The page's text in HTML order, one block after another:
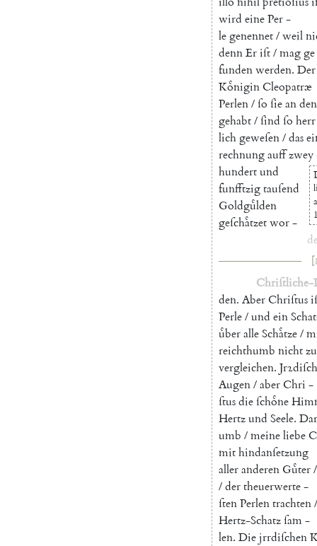
wird einePer-
legenennet/weil
dennEriſt/magge
fundenwerden. Der
KoͤniginCleopatræ
Perlen/ſo ſieanden
gehabt/ſind ſo herr
lichgeweſen/das
rechnungauffzwey
hundertund
funfftzigtauſend
Goldguͤlden
geſchaͤtzetwor-
den. AberChriſtus
Perle/und ein
uͤberalleSchaͤtze/
reichthumb nichtzu
vergleichen.
Augen/aberChri -
ſtusdieſchoͤne
Hertzund Seele. Dar
umb /meineliebe
mithindanſetzung
alleranderen Guͤter/
/dertheuerwerte-
ſtenPerlentrachten/
Hertz-Schatzſam-
len. Diejrrdiſchen